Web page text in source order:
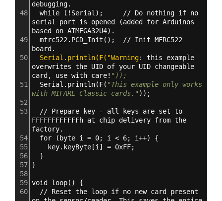
debugging.
48
  while (!Serial);     // Do nothing if no
serial port is opened (added for Arduinos
based on ATMEGA32U4).
49
  mfrc522.PCD_Init();  // Init MFRC522
board.
50
  Serial.println(F("Warning
: this example
overwrites the UID of your UID changeable
card , use with care! "));
51
  Serial.println(F(
"This example only works
with MIFARE Classic cards." ));
52
53
  // Prepare key - all keys are set to
FFFFFFFFFFFFh at chip delivery from the
factory.
54
  for (byte i = 0; i < 6; i++)
{
55
key.keyByte [i ]
= 0xFF;
56
}
57 }
58
59 void loop() {
60
  // Reset the loop if no new card present